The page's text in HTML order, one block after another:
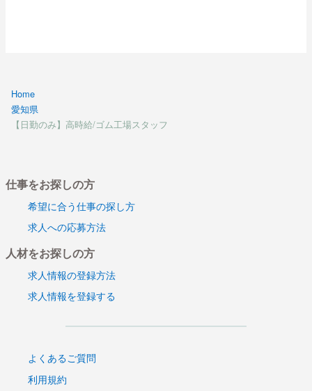
Home
愛知県
【日勤のみ】高時給/ゴム工場スタッフ
仕事をお探しの方
希望に合う仕事の探し方
求人への応募方法
人材をお探しの方
求人情報の登録方法
求人情報を登録する
よくあるご質問
利用規約